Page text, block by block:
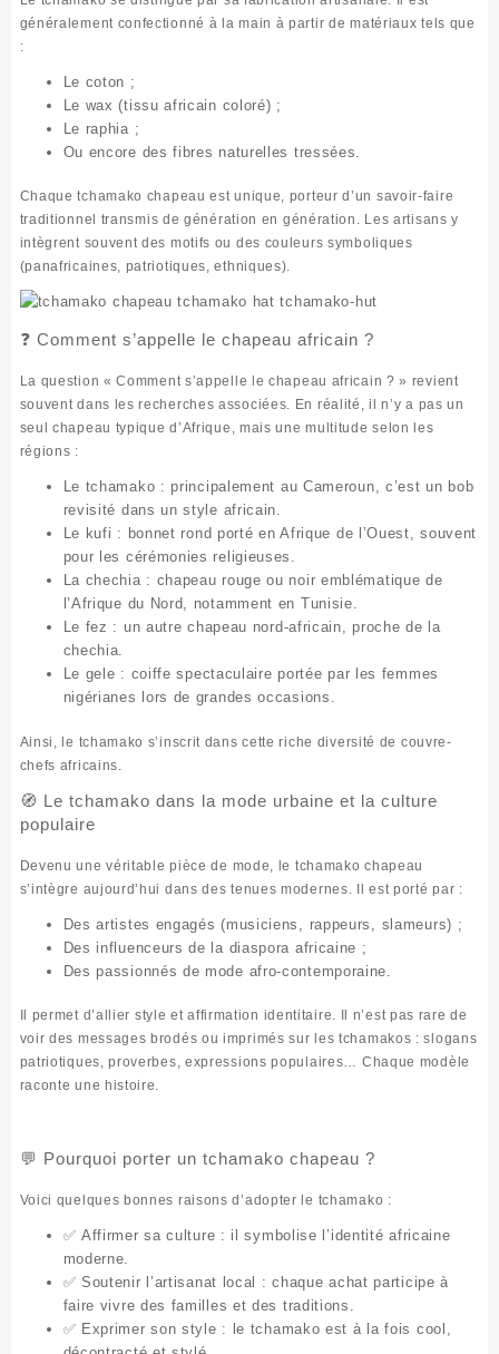
généralement confectionné à la main à partir de matériaux tels que
:
Le coton ;
Le wax (tissu africain coloré) ;
Le raphia ;
Ou encore des fibres naturelles tressées.
Chaquetchamako chapeau est unique, porteur d’un savoir-faire
traditionnel
transmis de génération en génération. Les artisans y
intègrent souvent des motifs ou des couleurs symboliques
(panafricaines, patriotiques, ethniques).
❓ Comment s’appelle le chapeau africain ?
La question « Comment s’appelle le chapeau africain ? » revient
souvent dans les recherches associées. En réalité, il n’y a pasun
seul
chapeau typique d’Afrique, mais une multitude selon les
régions :
Le tchamako : principalement au Cameroun, c’est un bob
revisité dans un style africain.
Le kufi : bonnet rond porté en Afrique de l’Ouest, souvent
pour les cérémonies religieuses.
La chechia: chapeau rouge ou noir emblématique de
l’Afrique du Nord, notamment en Tunisie.
Le fez : un autre chapeau nord-africain, proche de la
chechia.
Le gele : coiffe spectaculaire portée par les femmes
nigérianes lors de grandes occasions.
Ainsi, le tchamako s’inscrit dans cette riche diversité de couvre-
chefs africains
🧭 Le tchamako dans la mode urbaine et la culture
populaire
Devenu une véritablepièce de mode , le tchamako chapeau
s’intègre aujourd’hui dans des tenues modernes. Il est porté par :
Des artistes engagés (musiciens, rappeurs, slameurs) ;
Des influenceurs de la diaspora africaine ;
Des passionnés de mode afro-contemporaine.
Il permet d’allier style et affirmation identitaire. Il n’est pas rare de
voir des messages brodés ou imprimés sur les tchamakos : slogans
patriotiques, proverbes, expressions populaires… Chaque modèle
raconte une histoire.
💬 Pourquoi porter un tchamako chapeau ?
Voici quelques bonnes raisons d’adopter le tchamako :
✅ Affirmer sa culture : il symbolise l’identité africaine
moderne.
✅ Soutenir l’artisanat local
: chaque achat participe à
faire vivre des familles et des traditions.
✅ Exprimer son style : le tchamako est à la fois cool,